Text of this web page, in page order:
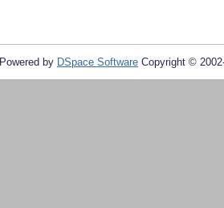
Powered by DSpace Software Copyright ©